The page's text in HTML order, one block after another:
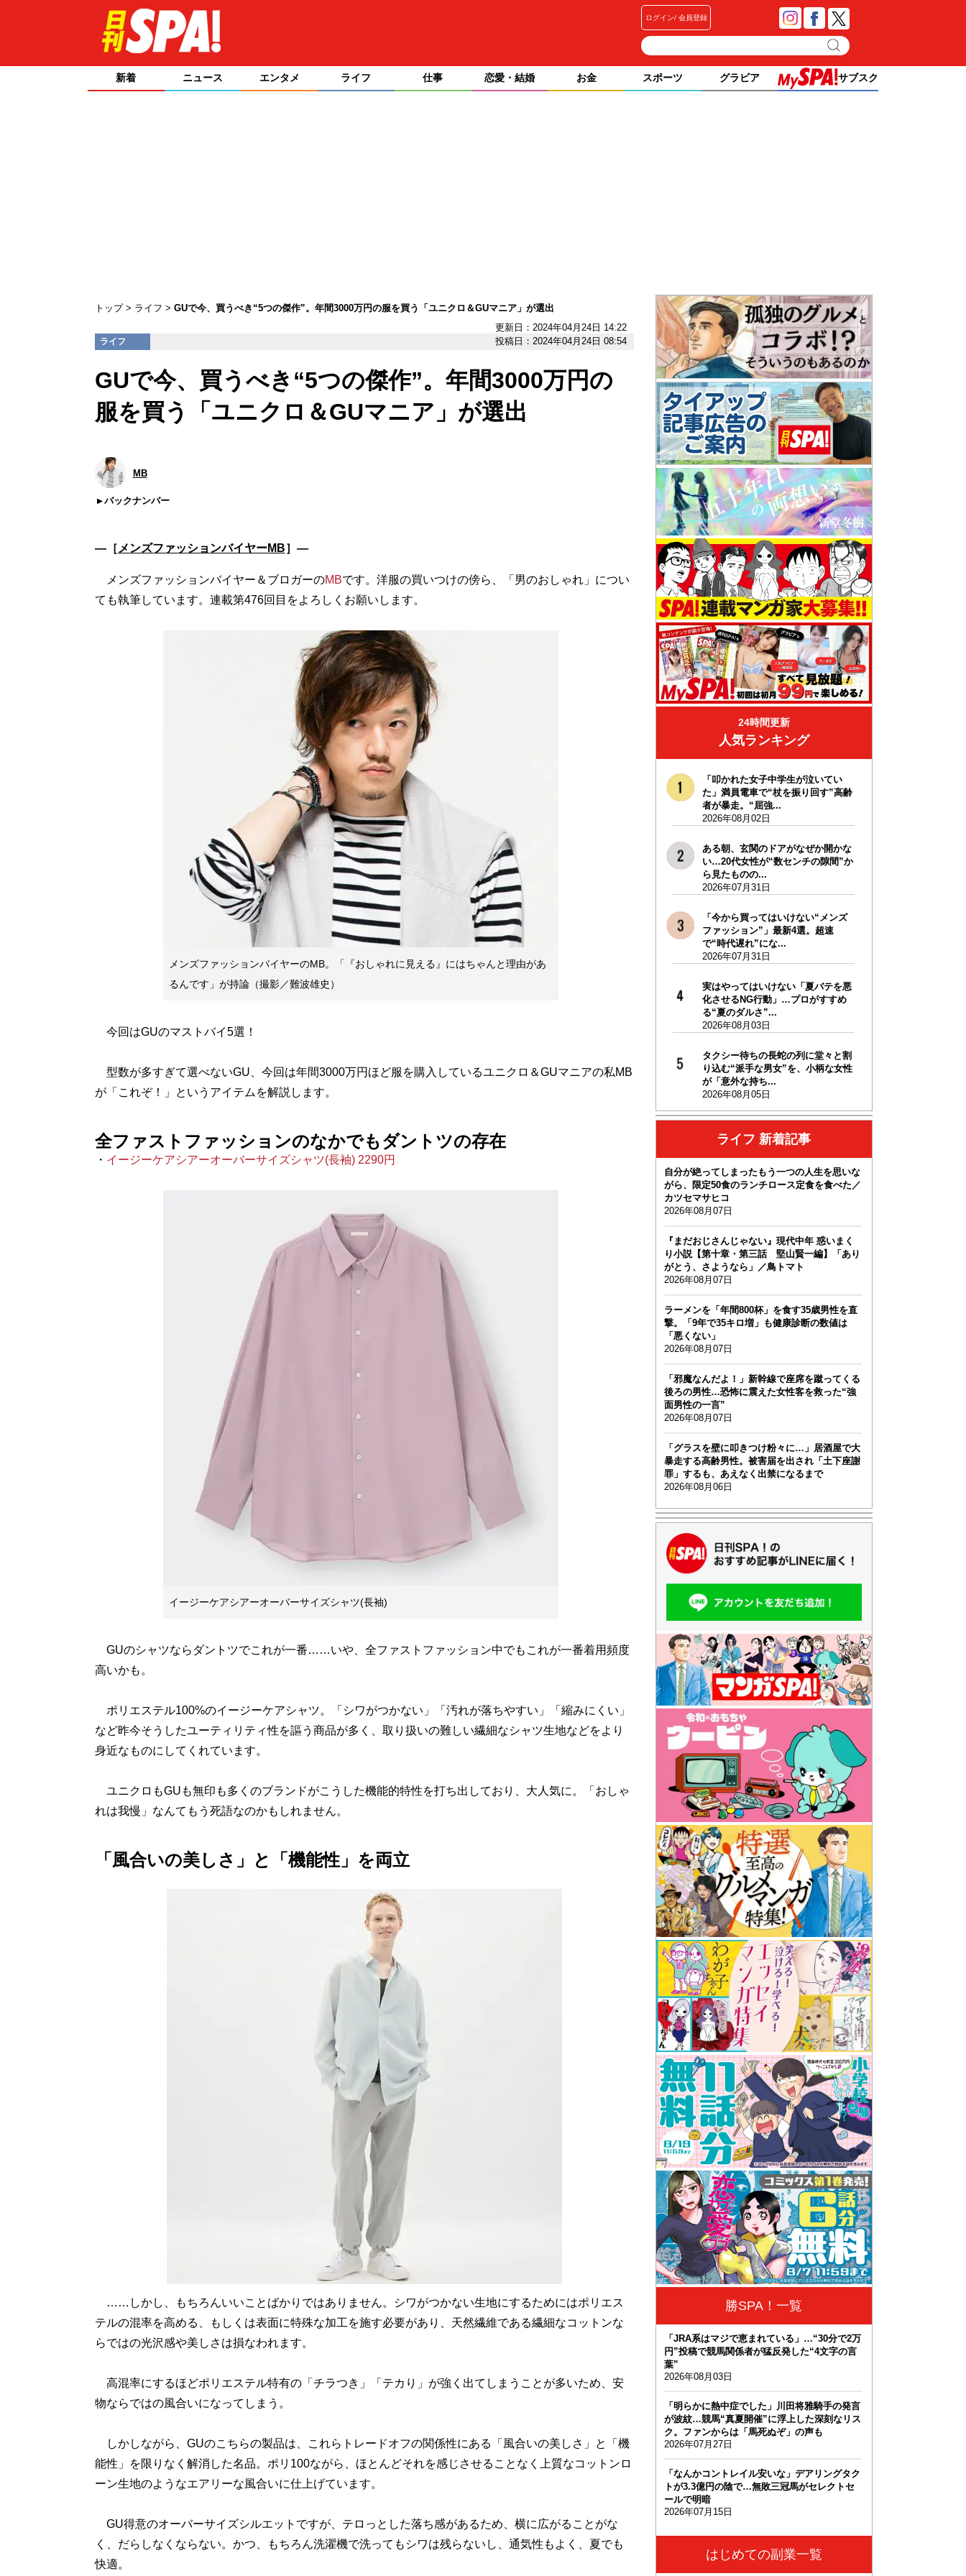
ログイン 会員登録
新着 ニュース エンタメ ライフ 仕事 恋愛・結婚 お金 スポーツ グラビア サブスク
トップ ライフ
GUで今、買うべき“5つの傑作”。年間3000万円の服を買う「ユニクロ＆GUマニア」が選出
更新日：2024年04月24日 14:22
ライフ 投稿日：2024年04月24日 08:54
GUで今、買うべき“5つの傑作”。年間3000万円の
服を買う「ユニクロ＆GUマニア」が選出
MB
バックナンバー
―［ メンズファッションバイヤーMB］―
メンズファッションバイヤー＆ブロガーのMBです。洋服の買いつけの傍ら、「男のおしゃれ」につい
ても執筆しています。連載第476回目をよろしくお願いします。
メンズファッションバイヤーのMB。「『おしゃれに見える』にはちゃんと理由があ
るんです」が持論（撮影／難波雄史）
今回はGUのマストバイ5選！
型数が多すぎて選べないGU、今回は年間3000万円ほど服を購入しているユニクロ＆GUマニアの私MB
が「これぞ！」というアイテムを解説します。
全ファストファッションのなかでもダントツの存在
・ イージーケアシアーオーバーサイズシャツ(長袖) 2290円
イージーケアシアーオーバーサイズシャツ(長袖)
GUのシャツならダントツでこれが一番……いや、全ファストファッション中でもこれが一番着用頻度
高いかも。
ポリエステル100%のイージーケアシャツ。「シワがつかない」「汚れが落ちやすい」「縮みにくい」
など昨今そうしたユーティリティ性を謳う商品が多く、取り扱いの難しい繊細なシャツ生地などをより
身近なものにしてくれています。
ユニクロもGUも無印も多くのブランドがこうした機能的特性を打ち出しており、大人気に。「おしゃ
れは我慢」なんてもう死語なのかもしれません。
「風合いの美しさ」と「機能性」を両立
……しかし、もちろんいいことばかりではありません。シワがつかない生地にするためにはポリエス
テルの混率を高める、もしくは表面に特殊な加工を施す必要があり、天然繊維である繊細なコットンな
らではの光沢感や美しさは損なわれます。
高混率にするほどポリエステル特有の「チラつき」「テカり」が強く出てしまうことが多いため、安
物ならではの風合いになってしまう。
しかしながら、GUのこちらの製品は、これらトレードオフの関係性にある「風合いの美しさ」と「機
能性」を限りなく解消した名品。ポリ100ながら、ほとんどそれを感じさせることなく上質なコットンロ
ーン生地のようなエアリーな風合いに仕上げています。
GU得意のオーバーサイズシルエットですが、テロっとした落ち感があるため、横に広がることがな
く、だらしなくならない。かつ、もちろん洗濯機で洗ってもシワは残らないし、通気性もよく、夏でも
快適。
24時間更新
人気ランキング
「叩かれた女子中学生が泣いてい
た」満員電車で“杖を振り回す”高齢
者が暴走。“屈強...
2026年08月02日
ある朝、玄関のドアがなぜか開かな
い…20代女性が“数センチの隙間”か
ら見たものの...
2026年07月31日
「今から買ってはいけない“メンズ
ファッション”」最新4選。超速
で“時代遅れ”にな...
2026年07月31日
実はやってはいけない「夏バテを悪
化させるNG行動」…プロがすすめ
る“夏のダルさ”...
2026年08月03日
タクシー待ちの長蛇の列に堂々と割
り込む“派手な男女”を、小柄な女性
が「意外な持ち...
2026年08月05日
ライフ 新着記事
自分が絶ってしまったもう一つの人生を思いな
がら、限定50食のランチロース定食を食べた／
カツセマサヒコ
2026年08月07日
『まだおじさんじゃない』現代中年 惑いまく
り小説【第十章・第三話 堅山賢一編】「あり
がとう、さようなら」／鳥トマト
2026年08月07日
ラーメンを「年間800杯」を食す35歳男性を直
撃。「9年で35キロ増」も健康診断の数値は
「悪くない」
2026年08月07日
「邪魔なんだよ！」新幹線で座席を蹴ってくる
後ろの男性…恐怖に震えた女性客を救った“強
面男性の一言”
2026年08月07日
「グラスを壁に叩きつけ粉々に…」居酒屋で大
暴走する高齢男性。被害届を出され「土下座謝
罪」するも、あえなく出禁になるまで
2026年08月06日
勝SPA！一覧
「JRA系はマジで恵まれている」…“30分で2万
円”投稿で競馬関係者が猛反発した“4文字の言
葉”
2026年08月03日
「明らかに熱中症でした」川田将雅騎手の発言
が波紋…競馬“真夏開催”に浮上した深刻なリス
ク。ファンからは「馬死ぬぞ」の声も
2026年07月27日
「なんかコントレイル安いな」デアリングタク
トが3.3億円の陰で…無敗三冠馬がセレクトセ
ールで明暗
2026年07月15日
はじめての副業一覧